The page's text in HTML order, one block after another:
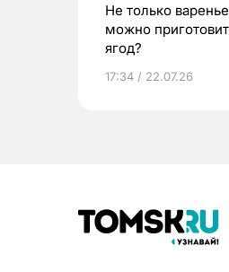
Не только
можно
ягод?
17:34 / 22.07.26